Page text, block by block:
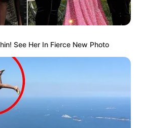
See Her In Fierce New Photo